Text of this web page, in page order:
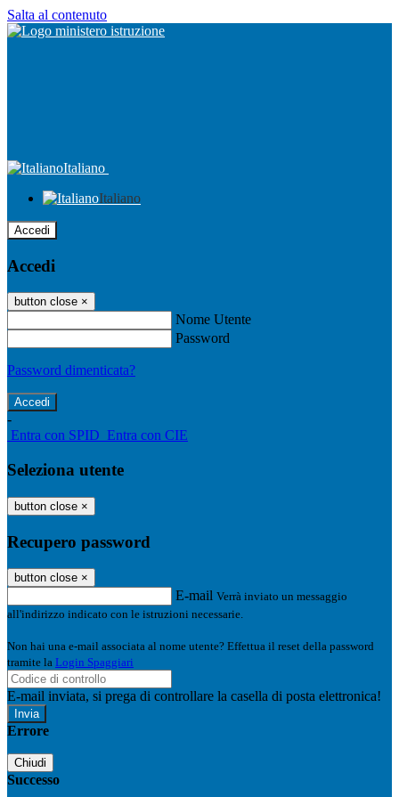
Salta al contenuto
Italiano
Italiano
Accedi
Accedi
button close ×
Nome Utente
Password
Password dimenticata?
-
Entra con SPID Entra con CIE
Seleziona utente
button close ×
Recupero password
button close ×
E-mail Verrà inviato un messaggio
all'indirizzo indicato con le istruzioni necessarie.
Non hai una e-mail associata al nome utente? Effettua il reset della password
tramite la Login Spaggiari
E-mail inviata, si prega di controllare la casella di posta elettronica!
Errore
Chiudi
Successo